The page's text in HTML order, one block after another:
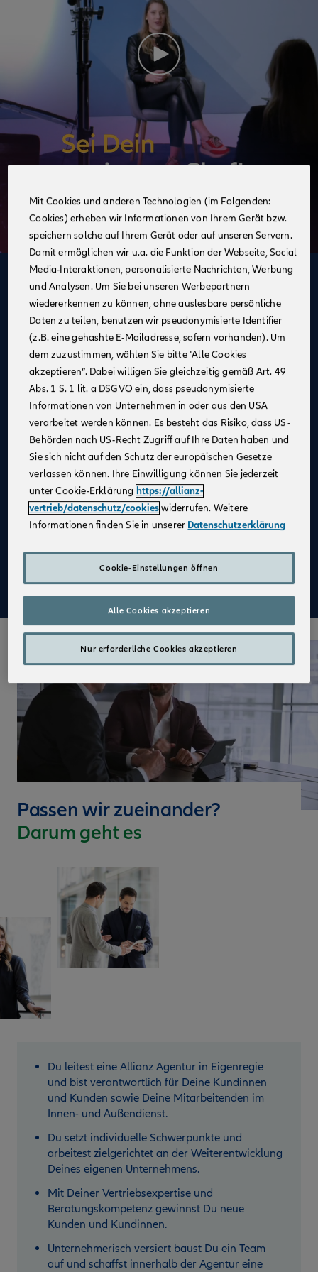
Deine Vorteile
im Vertrieb der Allianz
Allianz alsstarker Partnerundstarke Marke
Businesspläne mitErfolgsgarantie
Unterstützung bei derUnternehmensgründung
Bestehender Kundenstamm
Qualifizierte Weiterbildung
Attraktive Verdienstmöglichkeiten
Digitale Verkaufsinstrumente
KostenfreieUnterstützung durch
Fachspezialist:innen
Aufbau einerAltersvorsorge
Mehr zu Deinen Vorteilen im Vertrieb der Allianz
Passen wir zueinander?
Darum geht es
Du leitest eine Allianz Agentur in Eigenregie
und bist verantwortlich für Deine Kundinnen
und Kunden sowie Deine Mitarbeitenden im
Innen- und Außendienst.
Du setzt individuelle Schwerpunkte und
arbeitest zielgerichtet an der Weiterentwicklung
Deines eigenen Unternehmens.
Mit Deiner Vertriebsexpertise und
Beratungskompetenz gewinnst Du neue
Kunden und Kundinnen.
Unternehmerisch versiert baust Du ein Team
auf und schaffst innerhalb der Agentur eine
Mit Cookies und anderen Technologien (im Folgenden:
Cookies) erheben wir Informationen von Ihrem Gerät bzw.
speichern solche auf Ihrem Gerät oder auf unseren Servern.
Damit ermöglichen wir u.a. die Funktion der Webseite, Social
Media-Interaktionen, personalisierte Nachrichten, Werbung
und Analysen. Um Sie bei unseren Werbepartnern
wiedererkennen zu können, ohne auslesbare persönliche
Daten zu teilen, benutzen wir pseudonymisierte Identifier
(z.B. eine gehashte E-Mailadresse, sofern vorhanden). Um
dem zuzustimmen, wählen Sie bitte "Alle Cookies
akzeptieren“. Dabei willigen Sie gleichzeitig gemäß Art. 49
Abs. 1 S. 1 lit. a DSGVO ein, dass pseudonymisierte
Informationen von Unternehmen in oder aus den USA
verarbeitet werden können. Es besteht das Risiko, dass US-
Behörden nach US-Recht Zugriff auf Ihre Daten haben und
Sie sich nicht auf den Schutz der europäischen Gesetze
verlassen können. Ihre Einwilligung können Sie jederzeit
unter Cookie-Erklärung https://allianz-
vertrieb/datenschutz/cookieswiderrufen. Weitere
Informationen finden Sie in unserer Datenschutzerklärung
Cookie-Einstellungen öffnen
Nur erforderliche Cookies akzeptieren
Alle Cookies akzeptieren